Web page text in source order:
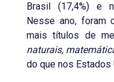
Brasil (17,4%) e
Nesse ano, foram
mais títulos de
naturais,
do que nos Estados